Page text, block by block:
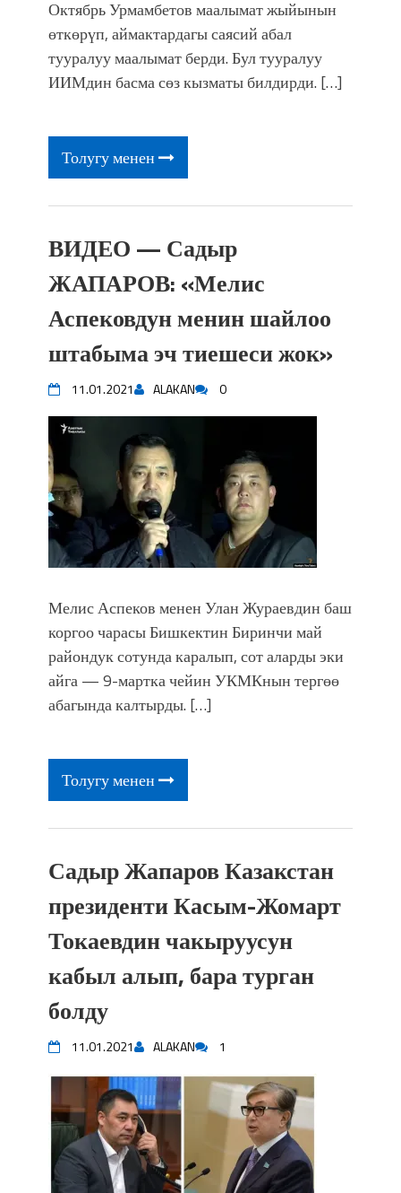
Октябрь Урмамбетов маалымат жыйынын
өткөрүп, аймактардагы саясий абал
тууралуу маалымат берди. Бул тууралуу
ИИМдин басма сөз кызматы билдирди. […]
Толугу менен
ВИДЕО — Садыр
ЖАПАРОВ: «Мелис
Аспековдун менин шайлоо
штабыма эч тиешеси жок»
11.01.2021 ALAKAN 0
Мелис Аспеков менен Улан Жураевдин баш
коргоо чарасы Бишкектин Биринчи май
райондук сотунда каралып, сот аларды эки
айга — 9-мартка чейин УКМКнын тергөө
абагында калтырды. […]
Толугу менен
Садыр Жапаров Казакстан
президенти Касым-Жомарт
Токаевдин чакыруусун
кабыл алып, бара турган
болду
11.01.2021 ALAKAN 1